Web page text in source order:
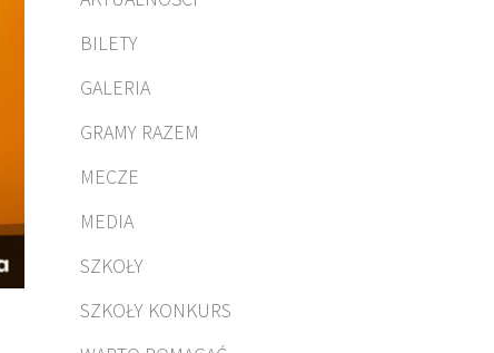
BILETY
GALERIA
GRAMY RAZEM
MECZE
MEDIA
SZKOŁY
SZKOŁY KONKURS